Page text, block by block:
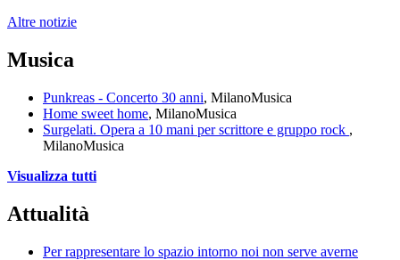
Altre notizie
Musica
Punkreas - Concerto 30 anni, MilanoMusica
Home sweet home, MilanoMusica
Surgelati. Opera a 10 mani per scrittore e gruppo rock ,
MilanoMusica
Visualizza tutti
Attualità
Per rappresentare lo spazio intorno noi non serve averne